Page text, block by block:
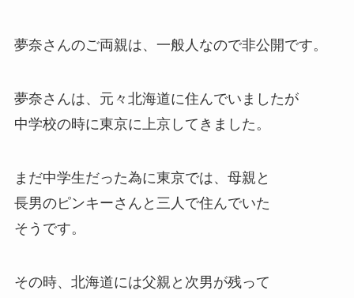
夢奈さんのご両親は、一般人なので非公開です。
夢奈さんは、元々北海道に住んでいましたが
中学校の時に東京に上京してきました。
まだ中学生だった為に東京では、母親と
長男のピンキーさんと三人で住んでいた
そうです。
その時、北海道には父親と次男が残って